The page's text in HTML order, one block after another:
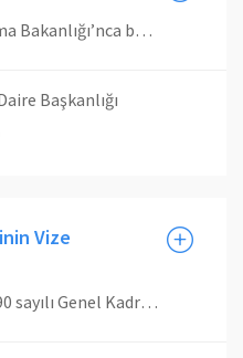
Maliye Bakanlığı ve Kalkınma Bakanlığı’nca bütçe hazırlık çalışmaları ile ilgili yazı yayınlanır. Harcama birimlerine bütçe tekliflerinin hazırlanması için Strateji Geliştirme Daire Başkanlığı tarafından duyuru yazısı gönderilir. Maliye Bakanlığı tarafından yayınlanan Bütçe Hazırlama Rehberi doğrultusunda hazırlanan bütçe teklifleri harcama birimlerden alınır. Bütçe teklifleri e-bütçe sistemine giriş yapılır. Konsolide edilen bütçe teklifleri üniversite yönetim kuruluna sunulur. Bütçe teklif girişleri tamamlandıktan sonra cari bütçe teklifini Maliye Bakanlığı’nca, Yatırım bütçe teklifini ise Kalkınma Bakanlığı’nca belirlenen bir tarihte bütçe görüşmeleri yapılır. Maliye Bakanlığı’nca onaylanan kurum bütçeleri konsolide edilerek oluşturulan merkezi yönetim bütçe kanun tasarısı Türkiye Büyük Millet Meclisi’nin Bütçe ve Plan Komisyonu’na gönderilir. Komisyon toplantı gündemine uygun olarak Bütçe ve Plan Komisyonu’nda bütçe görüşmeleri tamamlanır. Bütçe ve Plan Komisyonu’nda kurumlar itibariyle görüşülen merkezi yönetim bütçe kanun tasarısı, genel kurulda da kurumlar itibariyle görüşülerek, resmi gazetede yayınlanarak kanunlaşır.
Başkanlığı
Vize
Kadro dağılım cetvelleri, 190 sayılı Genel Kadro ve Usulü Hakkında Kanun Hükmünde Kararname ve Kadro İhdas, Serbest Bırakma ve Kadro Değişikliği ile Kadroların Kullanım Usul ve Esasları Hakkında Yönetmelik hükümleri çerçevesinde, Bakanlık ve Devlet Personel Başkanlığı ile uygunluk sağlandıktan sonra gönderilen cetveller Strateji Geliştirme Daire Başkanlığı İç Kontrol ve Ön Mali Kontrol Şube Müdürlüğünce en geç beş iş günü içinde kontrol edilir.